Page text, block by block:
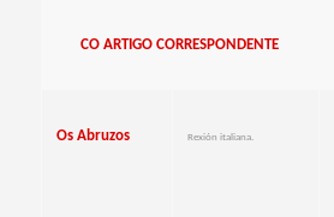
CO ARTIGO CORRESPONDENTE
Os Abruzos Rexión italiana.